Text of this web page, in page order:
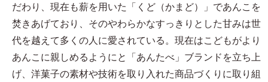
だわり、現在も薪を用いた「くど（かまど）」であんこを
焚きあげており、そのやわらかなすっきりとした甘みは世
代を越えて多くの人に愛されている。現在はこどもがより
あんこに親しめるようにと「あんたべ」ブランドを立ち上
げ、洋菓子の素材や技術を取り入れた商品づくりに取り組